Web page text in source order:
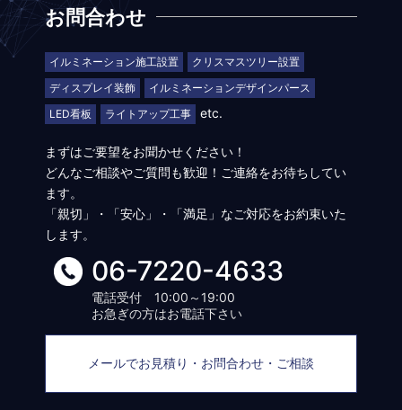
お問合わせ
イルミネーション施工設置
クリスマスツリー設置
ディスプレイ装飾
イルミネーションデザインパース
LED看板
ライトアップ工事 etc.
まずはご要望をお聞かせください！
どんなご相談やご質問も歓迎！ご連絡をお待ちしてい
ます。
「親切」・「安心」・「満足」なご対応をお約束いた
します。
06-7220-4633
電話受付 10:00～19:00
お急ぎの方はお電話下さい
メールでお見積り・お問合わせ・ご相談